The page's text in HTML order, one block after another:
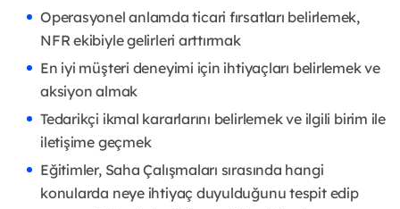
Operasyonel anlamda ticari fırsatları belirlemek,
NFR ekibiyle gelirleri arttırmak
En iyi müşteri deneyimi için ihtiyaçları belirlemek ve
aksiyon almak
Tedarikçi ikmal kararlarını belirlemek ve ilgili birim ile
iletişime geçmek
Eğitimler, Saha Çalışmaları sırasında hangi
konularda neye ihtiyaç duyulduğunu tespit edip